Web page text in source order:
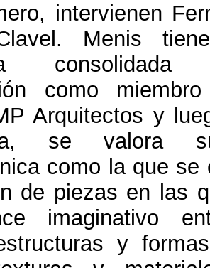
, intervienen
. Menis
como
Arquitectos y
, se valora
como la que se
de piezas en las
imaginativo
y